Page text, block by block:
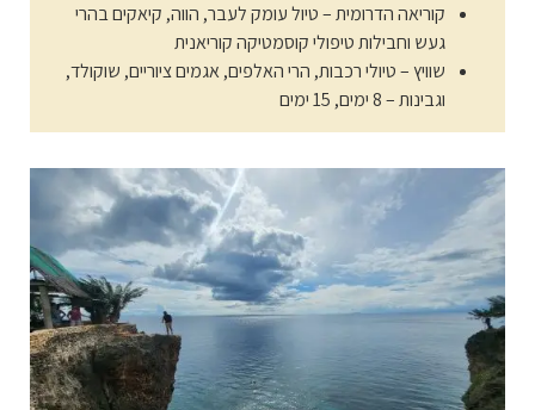
קוריאה הדרומית – טיול עומק לעבר, הווה, קיאקים בהרי
געש וחבילות טיפולי קוסמטיקה קוריאנית
שוויץ – טיולי רכבות, הרי האלפים, אגמים ציוריים, שוקולד,
וגבינות – 8 ימים, 15 ימים